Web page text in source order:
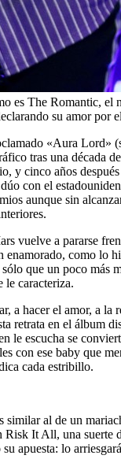
es The Romantic, el
su amor por
«Aura Lord»
tras una década
y cinco años
con el
aunque sin
vuelve a pararse
enamorado, como lo
que un poco más
le caracteriza.
a hacer el amor, a la
retrata en el álbum
le escucha se
con ese baby que
cada estribillo.
similar al de un
Risk It All, una suerte
apuesta: lo